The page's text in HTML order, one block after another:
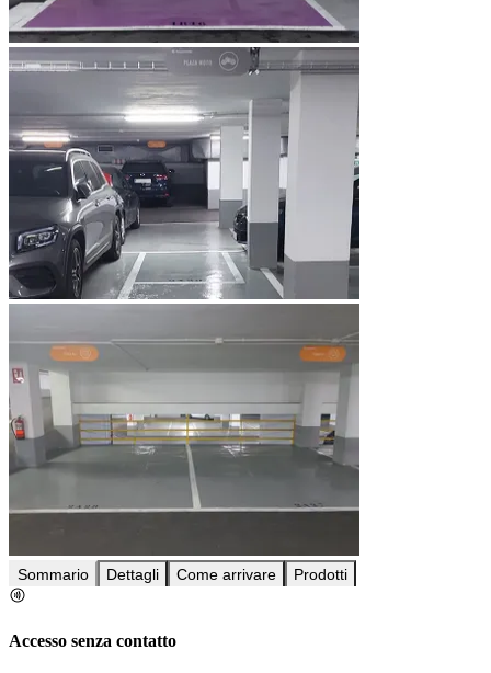
Sommario Dettagli Come arrivare Prodotti
Accesso senza contatto